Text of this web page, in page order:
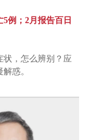
5例；2月报告百日
状，怎么辨别？应
惑。